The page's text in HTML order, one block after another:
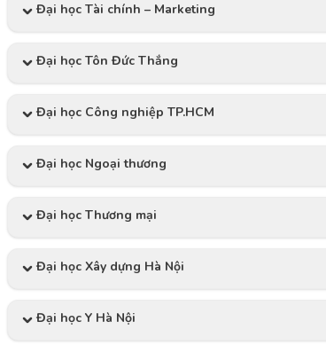
Đại học Tài chính – Marketing
Đại học Tôn Đức Thắng
Đại học Công nghiệp TP.HCM
Đại học Ngoại thương
Đại học Thương mại
Đại học Xây dựng Hà Nội
Đại học Y Hà Nội